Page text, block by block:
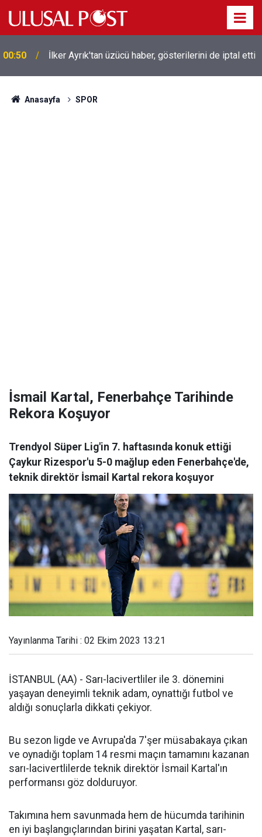
00:39
Liverpool efsanesi Mısırlı yıldız Mohamed Salah
Trabzonspor ile anlaştı! Yarın geliyor
Anasayfa SPOR
İsmail Kartal, Fenerbahçe Tarihinde
Rekora Koşuyor
Trendyol Süper Lig'in 7. haftasında konuk ettiği
Çaykur Rizespor'u 5-0 mağlup eden Fenerbahçe'de,
teknik direktör İsmail Kartal rekora koşuyor
Yayınlanma Tarihi : 02 Ekim 2023 13:21
İSTANBUL (AA) - Sarı-lacivertliler ile 3. dönemini
yaşayan deneyimli teknik adam, oynattığı futbol ve
aldığı sonuçlarla dikkati çekiyor.
Bu sezon ligde ve Avrupa'da 7'şer müsabakaya çıkan
ve oynadığı toplam 14 resmi maçın tamamını kazanan
sarı-lacivertlilerde teknik direktör İsmail Kartal'ın
performansı göz dolduruyor.
Takımına hem savunmada hem de hücumda tarihinin
en iyi başlangıçlarından birini yaşatan Kartal, sarı-